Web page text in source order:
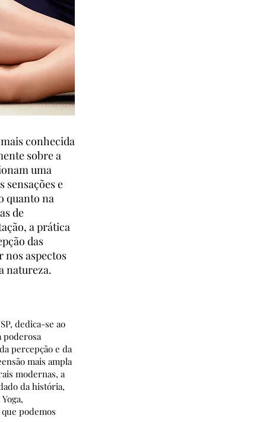
conhecida
sobre a
uma
sensações e
quanto na
de
a prática
das
nos aspectos
natureza.
dedica-se ao
poderosa
percepção e da
mais ampla
modernas, a
da história,
podemos